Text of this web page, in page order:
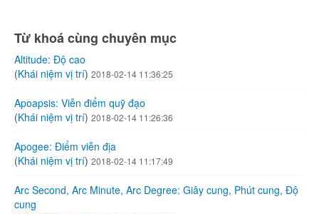
Từ khoá cùng chuyên mục
Altitude: Độ cao
(Khái niệm vị trí) 2018-02-14 11:36:25
Apoapsis: Viễn điểm quỹ đạo
(Khái niệm vị trí) 2018-02-14 11:26:36
Apogee: Điểm viễn địa
(Khái niệm vị trí) 2018-02-14 11:17:49
Arc Second, Arc Minute, Arc Degree: Giây cung, Phút cung, Độ
cung